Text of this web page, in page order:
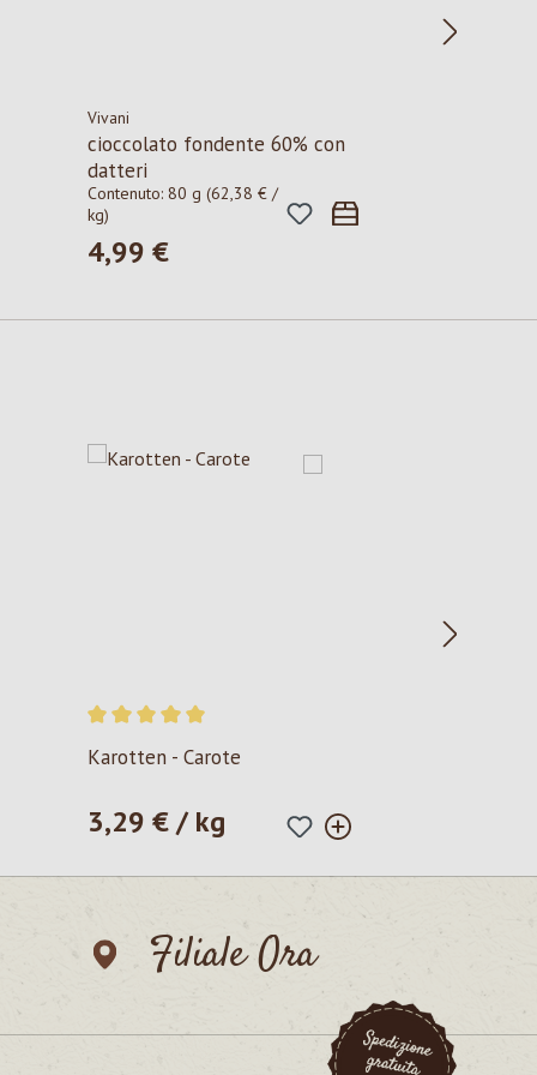
Vivani
cioccolato fondente 60% con
datteri
Contenuto: 80 g (62,38 € /
kg)
Prezzo normale:
4,99 €
Valutazione media di 5 su 5 stelle
Karotten - Carote
Prezzo normale:
3,29 € / kg
Filiale Ora